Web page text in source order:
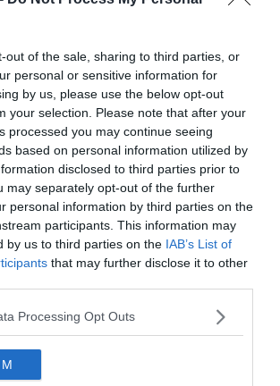
out of the sale, sharing to third parties, or
personal or sensitive information for
by us, please use the below opt-out
your selection. Please note that after your
processed you may continue seeing
based on personal information utilized by
disclosed to third parties prior to
may separately opt-out of the further
personal information by third parties on the
participants. This information may
by us to third parties on the IAB’s List of
that may further disclose it to other
Processing Opt Outs
már csak egy kis
bámészkodás esne jól, a
YouTube csatornavideóival